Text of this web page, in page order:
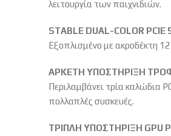
λειτουργία των παιχνιδιών.
STABLE DUAL-COLOR PCIE
Εξοπλισμένο με ακροδέκτη
ΑΡΚΕΤΗ ΥΠΟΣΤΗΡΙΞΗ
Περιλαμβάνει τρία καλώδια
πολλαπλές συσκευές.
ΤΡΙΠΛΗ ΥΠΟΣΤΗΡΙΞΗ GPU